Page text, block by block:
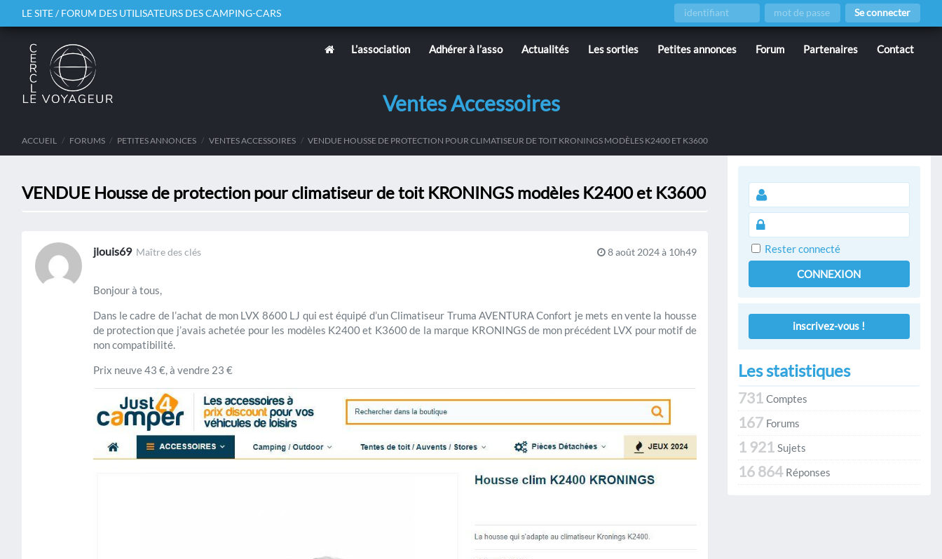
LE SITE / FORUM DES UTILISATEURS DES CAMPING-CARS Se connecter
L’association Adhérer à l’asso Actualités Les sorties Petites annonces Forum Partenaires Contact
Ventes Accessoires
ACCUEIL / FORUMS / PETITES ANNONCES / VENTES ACCESSOIRES / VENDUE HOUSSE DE PROTECTION POUR CLIMATISEUR DE TOIT KRONINGS MODÈLES K2400 ET K3600
VENDUE Housse de protection pour climatiseur de toit KRONINGS modèles K2400 et K3600
8 août 2024 à 10h49
jlouis69 Maître des clés
Bonjour à tous,
Dans le cadre de l’achat de mon LVX 8600 LJ qui est équipé d’un Climatiseur Truma AVENTURA Confort je mets en vente la housse
de protection que j’avais achetée pour les modèles K2400 et K3600 de la marque KRONINGS de mon précédent LVX pour motif de
non compatibilité.
Prix neuve 43 €, à vendre 23 €
Rester connecté
CONNEXION
inscrivez-vous !
Les statistiques
731 Comptes
167 Forums
1 921 Sujets
16 864 Réponses